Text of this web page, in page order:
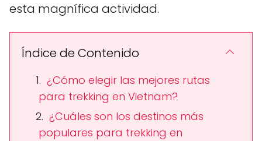
esta magnífica actividad.
Índice de Contenido
¿Cómo elegir las mejores rutas
para trekking en Vietnam?
¿Cuáles son los destinos más
populares para trekking en